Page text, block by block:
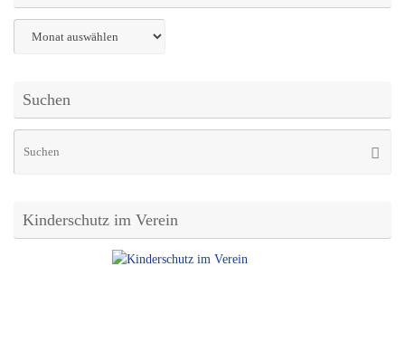
Suchen
Kinderschutz im Verein